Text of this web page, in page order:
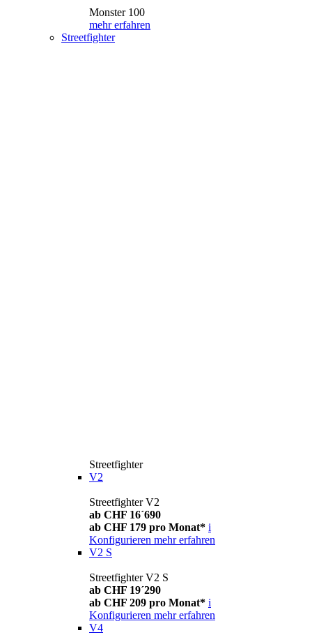
Monster 100
mehr erfahren
Streetfighter
Streetfighter
V2
Streetfighter V2
ab CHF 16´690
ab CHF 179 pro Monat* i
Konfigurieren mehr erfahren
V2 S
Streetfighter V2 S
ab CHF 19´290
ab CHF 209 pro Monat* i
Konfigurieren mehr erfahren
V4